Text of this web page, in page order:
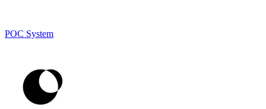
POC System